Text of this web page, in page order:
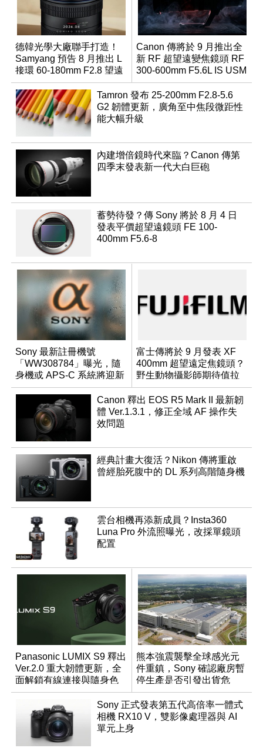
德韓光學大廠聯手打造！
Samyang 預告 8 月推出 L
接環 60-180mm F2.8 望遠
變焦鏡
Canon 傳將於 9 月推出全
新 RF 超望遠變焦鏡頭 RF
300-600mm F5.6L IS USM
Tamron 發布 25-200mm F2.8-5.6
G2 韌體更新，廣角至中焦段微距性
能大幅升級
內建增倍鏡時代來臨？Canon 傳第
四季末發表新一代大白巨砲
蓄勢待發？傳 Sony 將於 8 月 4 日
發表平價超望遠鏡頭 FE 100-
400mm F5.6-8
Sony 最新註冊機號
「WW308784」曝光，隨
身機或 APS-C 系統將迎新
成員？
富士傳將於 9 月發表 XF
400mm 超望遠定焦鏡頭？
野生動物攝影師期待值拉
滿
Canon 釋出 EOS R5 Mark II 最新韌
體 Ver.1.3.1，修正全域 AF 操作失
效問題
經典計畫大復活？Nikon 傳將重啟
曾經胎死腹中的 DL 系列高階隨身機
雲台相機再添新成員？Insta360
Luna Pro 外流照曝光，改採單鏡頭
配置
Panasonic LUMIX S9 釋出
Ver.2.0 重大韌體更新，全
面解鎖有線連接與隨身色
調編輯
熊本強震襲擊全球感光元
件重鎮，Sony 確認廠房暫
停生產是否引發出貨危
機？
Sony 正式發表第五代高倍率一體式
相機 RX10 V，雙影像處理器與 AI
單元上身